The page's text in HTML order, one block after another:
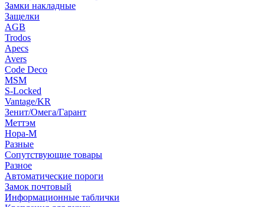
Замки накладные
Защелки
AGB
Trodos
Apecs
Avers
Code Deco
MSM
S-Locked
Vantage/KR
Зенит/Омега/Гарант
Меттэм
Нора-М
Разные
Сопутствующие товары
Разное
Автоматические пороги
Замок почтовый
Информационные таблички